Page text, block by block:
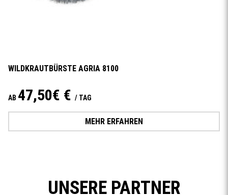
WILDKRAUTBÜRSTE AGRIA 8100
AB 47,50€ € / TAG
MEHR ERFAHREN
UNSERE PARTNER